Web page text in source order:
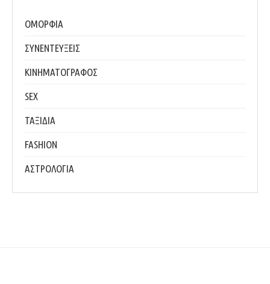
ΟΜΟΡΦΙΑ
ΣΥΝΕΝΤΕΥΞΕΙΣ
ΚΙΝΗΜΑΤΟΓΡΑΦΟΣ
SEX
ΤΑΞΙΔΙΑ
FASHION
ΑΣΤΡΟΛΟΓΙΑ